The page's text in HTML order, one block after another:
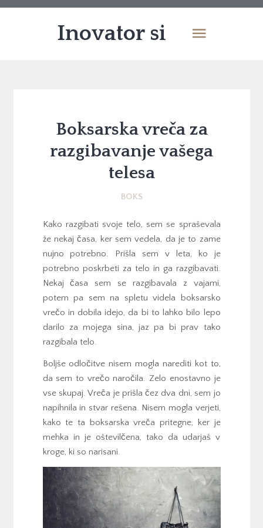
Inovator si
Boksarska vreča za
razgibavanje vašega
telesa
BOKS
Kako razgibati svoje telo, sem se spraševala
že nekaj časa, ker sem vedela, da je to zame
nujno potrebno. Prišla sem v leta, ko je
potrebno poskrbeti za telo in ga razgibavati.
Nekaj časa sem se razgibavala z vajami,
potem pa sem na spletu videla boksarsko
vrečo in dobila idejo, da bi to lahko bilo lepo
darilo za mojega sina, jaz pa bi prav tako
razgibala telo.
Boljše odločitve nisem mogla narediti kot to,
da sem to vrečo naročila. Zelo enostavno je
vse skupaj. Vreča je prišla čez dva dni, sem jo
napihnila in stvar rešena. Nisem mogla verjeti,
kako te ta boksarska vreča pritegne, ker je
mehka in je oštevilčena, tako da udarjaš v
kroge, ki so narisani.